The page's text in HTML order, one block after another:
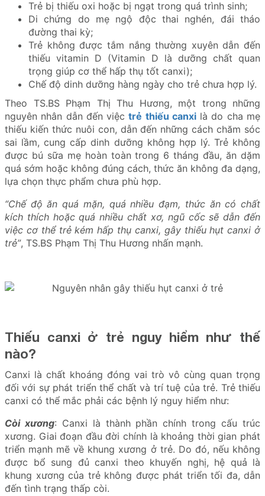
Trẻ bị thiếu oxi hoặc bị ngạt trong quá trình sinh;
Di chứng do mẹ ngộ độc thai nghén, đái tháo
đường thai kỳ;
Trẻ không được tắm nắng thường xuyên dẫn đến
thiếu vitamin D (Vitamin D là dưỡng chất quan
trọng giúp cơ thể hấp thụ tốt canxi);
Chế độ dinh dưỡng hàng ngày cho trẻ chưa hợp lý.
Theo TS.BS Phạm Thị Thu Hương, một trong những
nguyên nhân dẫn đến việctrẻ thiếu canxilà do cha mẹ
thiếu kiến thức nuôi con, dẫn đến những cách chăm sóc
sai lầm, cung cấp dinh dưỡng không hợp lý. Trẻ không
được bú sữa mẹ hoàn toàn trong 6 tháng đầu, ăn dặm
quá sớm hoặc không đúng cách, thức ăn không đa dạng,
lựa chọn thực phẩm chưa phù hợp.
“Chế độ ăn quá mặn, quá nhiều đạm, thức ăn có chất
kích thích hoặc quá nhiều chất xơ, ngũ cốc sẽ dẫn đến
việc cơ thể trẻ kém hấp thụ canxi, gây thiếu hụt canxi ở
trẻ”, TS.BS Phạm Thị Thu Hương nhấn mạnh.
Thiếu canxi ở trẻ nguy hiểm như thế
nào?
Canxi là chất khoáng đóng vai trò vô cùng quan trọng
đối với sự phát triển thể chất và trí tuệ của trẻ. Trẻ thiếu
canxi có thể mắc phải các bệnh lý nguy hiểm như:
Còi xương: Canxi là thành phần chính trong cấu trúc
xương. Giai đoạn đầu đời chính là khoảng thời gian phát
triển mạnh mẽ về khung xương ở trẻ. Do đó, nếu không
được bổ sung đủ canxi theo khuyến nghị, hệ quả là
khung xương của trẻ không được phát triển tối đa, dẫn
đến tình trạng thấp còi.